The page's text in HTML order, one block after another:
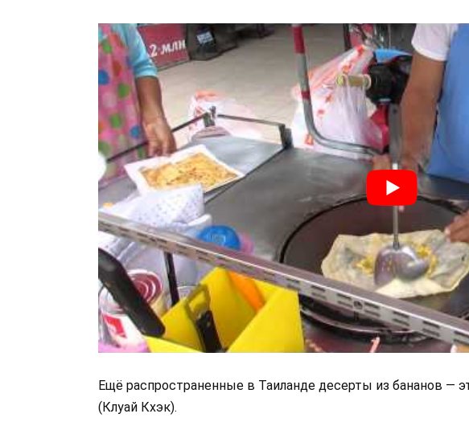
Ещё распространенные в Таиланде десерты из бананов —
(Клуай Кхэк).